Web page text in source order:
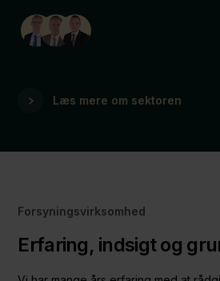
Læs mere om sektoren
Forsyningsvirksomhed
Erfaring, indsigt og